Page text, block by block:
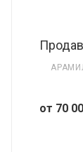
от 70